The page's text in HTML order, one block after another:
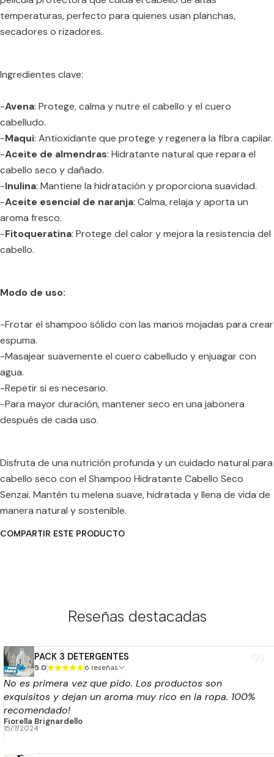
temperaturas, perfecto para quienes usan planchas,
secadores o rizadores.
Ingredientes clave:
-Avena: Protege, calma y nutre el cabello y el cuero
cabelludo.
-Maqui: Antioxidante que protege y regenera la fibra capilar.
-Aceite de almendras: Hidratante natural que repara el
cabello seco y dañado.
-Inulina: Mantiene la hidratación y proporciona suavidad.
-Aceite esencial de naranja: Calma, relaja y aporta un
aroma fresco.
-Fitoqueratina: Protege del calor y mejora la resistencia del
cabello.
Modo de uso:
-Frotar el shampoo sólido con las manos mojadas para crear
espuma.
-Masajear suavemente el cuero cabelludo y enjuagar con
agua.
-Repetir si es necesario.
-Para mayor duración, mantener seco en una jabonera
después de cada uso.
Disfruta de una nutrición profunda y un cuidado natural para
cabello seco con el Shampoo Hidratante Cabello Seco
Senzai. Mantén tu melena suave, hidratada y llena de vida de
manera natural y sostenible.
COMPARTIR ESTE PRODUCTO
Reseñas destacadas
PACK 3 DETERGENTES
5.0 6 reseñas
No es primera vez que pido. Los productos son
exquisitos y dejan un aroma muy rico en la ropa. 100%
recomendado!
Fiorella Brignardello
15/7/2024